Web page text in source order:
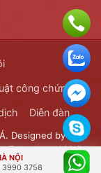
công chứng
Diễn đàn
Designed by Dịch
. Transported Mails
NỘI
3990 3758